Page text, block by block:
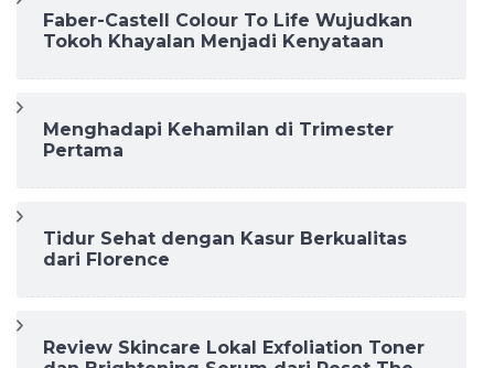
Faber-Castell Colour To Life Wujudkan
Tokoh Khayalan Menjadi Kenyataan
Menghadapi Kehamilan di Trimester
Pertama
Tidur Sehat dengan Kasur Berkualitas
dari Florence
Review Skincare Lokal Exfoliation Toner